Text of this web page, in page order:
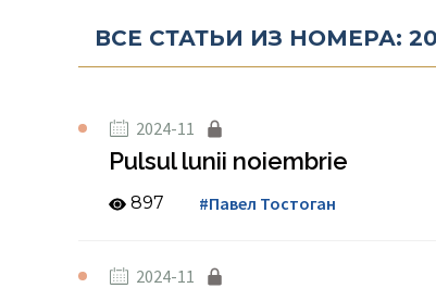
ВСЕ СТАТЬИ ИЗ НОМЕРА:
2024-11
Pulsul lunii noiembrie
897 #Павел Тостоган
2024-11